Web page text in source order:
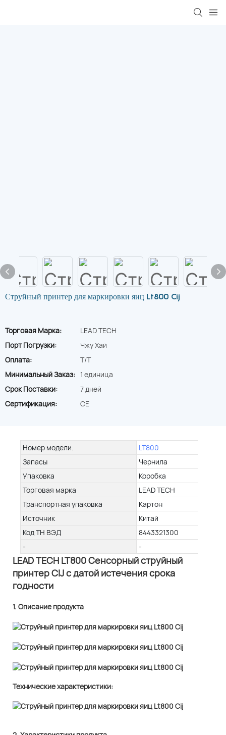
Струйный принтер для маркировки яиц Lt800 Cij
Торговая Марка:
LEAD TECH
Порт Погрузки:
Чжу Хай
Оплата:
T/T
Минимальный Заказ: 1 единица
Срок Поставки:
7 дней
Сертификация:
CE
Номер модели.
LT800
Запасы
Чернила
Упаковка
Коробка
Торговая марка
LEAD TECH
Транспортная упаковка
Картон
Источник
Китай
Код ТН ВЭД
8443321300
-
-
LEAD TECH LT800 Сенсорный струйный
принтер CIJ с датой истечения срока
годности
1. Описание продукта
Технические характеристики: